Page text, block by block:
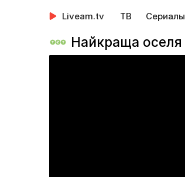
Liveam.tv ТВ Сериалы
Найкраща оселя